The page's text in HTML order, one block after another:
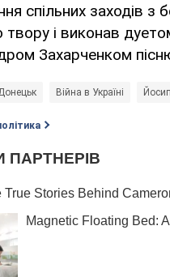
спільних заходів
твору і виконав
Захарченком
Війна в Україні